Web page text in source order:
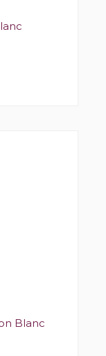
Blanc